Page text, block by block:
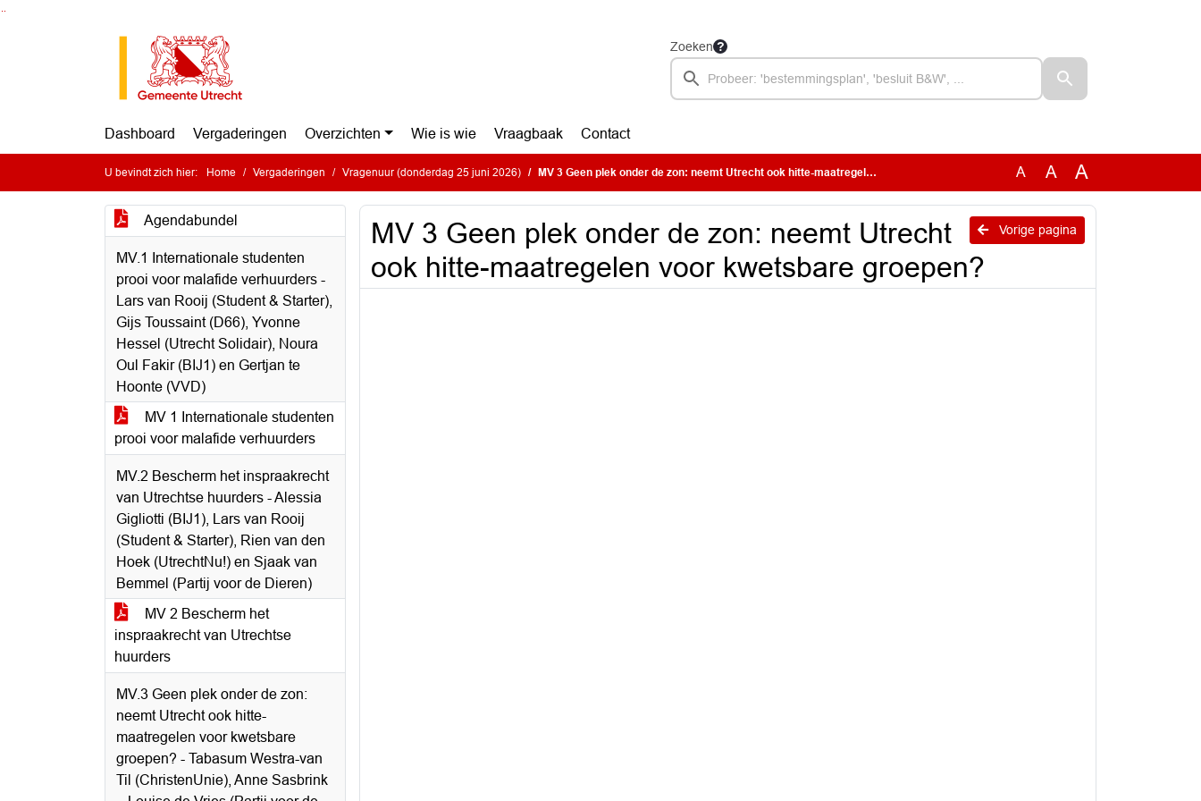
Zoeken
Dashboard Vergaderingen Overzichten Wie is wie Vraagbaak Contact
U bevindt zich hier: Home Vergaderingen Vragenuur (donderdag 25 juni 2026) MV 3 Geen plek onder de zon: neemt Utrecht ook hitte-maatregelen voor kwetsbare groepen? A A A
Agendabundel
MV.1 Internationale studenten
prooi voor malafide verhuurders -
Lars van Rooij (Student & Starter),
Gijs Toussaint (D66), Yvonne
Hessel (Utrecht Solidair), Noura
Oul Fakir (BIJ1) en Gertjan te
Hoonte (VVD)
MV 1 Internationale studenten
prooi voor malafide verhuurders
MV.2 Bescherm het inspraakrecht
van Utrechtse huurders - Alessia
Gigliotti (BIJ1), Lars van Rooij
(Student & Starter), Rien van den
Hoek (UtrechtNu!) en Sjaak van
Bemmel (Partij voor de Dieren)
MV 2 Bescherm het
inspraakrecht van Utrechtse
huurders
MV.3 Geen plek onder de zon:
neemt Utrecht ook hitte-
maatregelen voor kwetsbare
groepen? - Tabasum Westra-van
Til (ChristenUnie), Anne Sasbrink
Vorige pagina
MV 3 Geen plek onder de zon: neemt Utrecht
ook hitte-maatregelen voor kwetsbare groepen?